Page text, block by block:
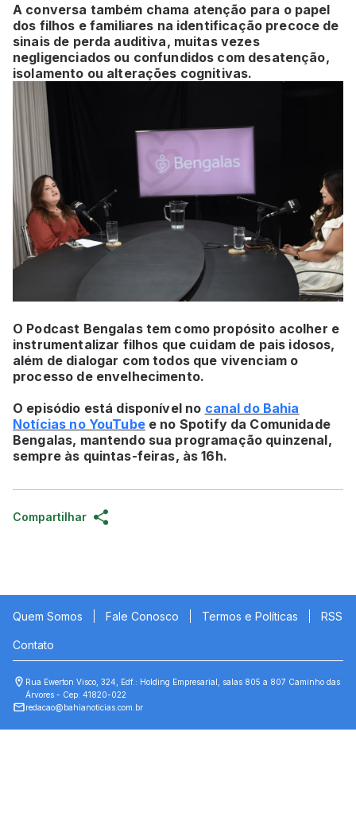
A conversa também chama atenção para o papel
dos filhos e familiares na identificação precoce de
sinais de perda auditiva, muitas vezes
negligenciados ou confundidos com desatenção,
isolamento ou alterações cognitivas.
O Podcast Bengalas tem como propósito acolher e
instrumentalizar filhos que cuidam de pais idosos,
além de dialogar com todos que vivenciam o
processo de envelhecimento.
O episódio está disponível no canal do Bahia
Notícias no YouTubee no Spotify da Comunidade
Bengalas, mantendo sua programação quinzenal,
sempre às quintas-feiras, às 16h.
Compartilhar
Quem Somos Fale Conosco Termos e Políticas RSS
Contato
Rua Ewerton Visco, 324, Edf.: Holding Empresarial, salas 805 a 807 Caminho das
Árvores - Cep: 41820-022
redacao@bahianoticias.com.br